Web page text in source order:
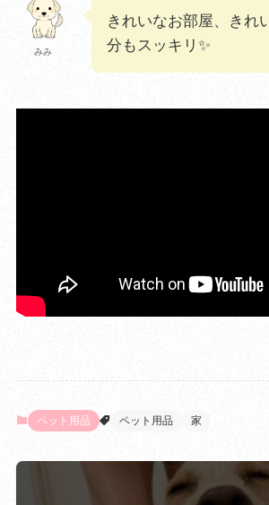
みみ
きれいなお部屋、きれ
分もスッキリ✨
ペット用品 ペット用品 家